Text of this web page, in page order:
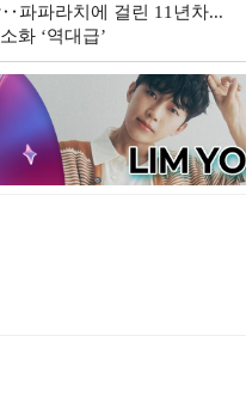
파파라치에 걸린 11년차...
화 ‘역대급’